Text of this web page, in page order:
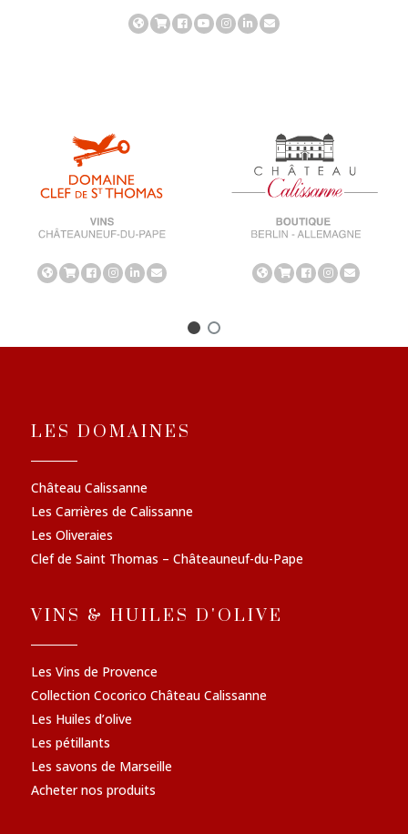
LES DOMAINES
Château Calissanne
Les Carrières de Calissanne
Les Oliveraies
Clef de Saint Thomas – Châteauneuf-du-Pape
VINS & HUILES D'OLIVE
Les Vins de Provence
Collection Cocorico Château Calissanne
Les Huiles d’olive
Les pétillants
Les savons de Marseille
Acheter nos produits